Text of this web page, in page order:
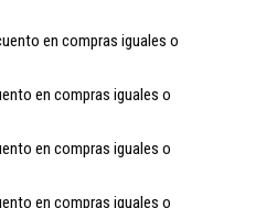
en compras iguales o
en compras iguales o
en compras iguales o
en compras iguales o